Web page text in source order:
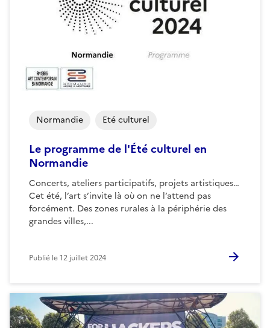
Le programme de l'Été culturel en
Normandie
Concerts, ateliers participatifs, projets artistiques…
Cet été, l’art s’invite là où on ne l’attend pas
forcément. Des zones rurales à la périphérie des
grandes villes,...
Normandie Eté culturel
Publié le12 juillet 2024